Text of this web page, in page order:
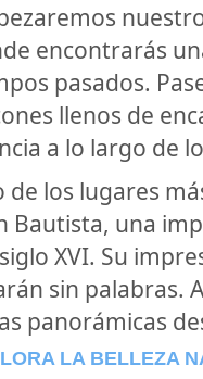
encontrarás
pasados.
llenos de
a lo largo de
de los lugares
Bautista, una
XVI. Su
sin palabras.
panorámicas
LA BELLEZA